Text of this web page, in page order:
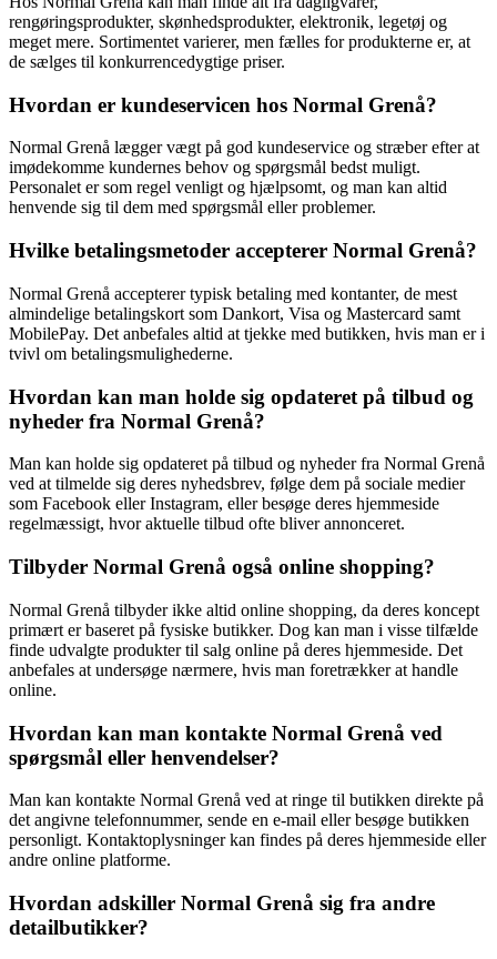
rengøringsprodukter, skønhedsprodukter, elektronik, legetøj og
meget mere. Sortimentet varierer, men fælles for produkterne er, at
de sælges til konkurrencedygtige priser.
Hvordan er kundeservicen hos Normal Grenå?
Normal Grenå lægger vægt på god kundeservice og stræber efter at
imødekomme kundernes behov og spørgsmål bedst muligt.
Personalet er som regel venligt og hjælpsomt, og man kan altid
henvende sig til dem med spørgsmål eller problemer.
Hvilke betalingsmetoder accepterer Normal Grenå?
Normal Grenå accepterer typisk betaling med kontanter, de mest
almindelige betalingskort som Dankort, Visa og Mastercard samt
MobilePay. Det anbefales altid at tjekke med butikken, hvis man er i
tvivl om betalingsmulighederne.
Hvordan kan man holde sig opdateret på tilbud og
nyheder fra Normal Grenå?
Man kan holde sig opdateret på tilbud og nyheder fra Normal Grenå
ved at tilmelde sig deres nyhedsbrev, følge dem på sociale medier
som Facebook eller Instagram, eller besøge deres hjemmeside
regelmæssigt, hvor aktuelle tilbud ofte bliver annonceret.
Tilbyder Normal Grenå også online shopping?
Normal Grenå tilbyder ikke altid online shopping, da deres koncept
primært er baseret på fysiske butikker. Dog kan man i visse tilfælde
finde udvalgte produkter til salg online på deres hjemmeside. Det
anbefales at undersøge nærmere, hvis man foretrækker at handle
online.
Hvordan kan man kontakte Normal Grenå ved
spørgsmål eller henvendelser?
Man kan kontakte Normal Grenå ved at ringe til butikken direkte på
det angivne telefonnummer, sende en e-mail eller besøge butikken
personligt. Kontaktoplysninger kan findes på deres hjemmeside eller
andre online platforme.
Hvordan adskiller Normal Grenå sig fra andre
detailbutikker?